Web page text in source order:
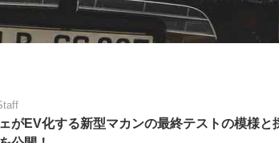
がEV化する新型マカンの最終テストの模様と